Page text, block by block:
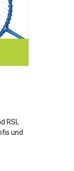
RSL
und